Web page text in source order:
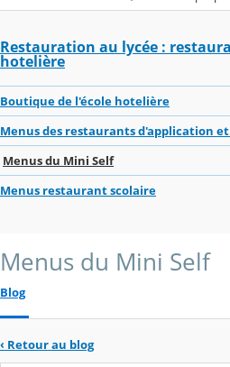
Restauration au lycée :
hotelière
Boutique de l'école hotelière
Menus des restaurants d'application
Menus du Mini Self
Menus restaurant scolaire
Menus du Mini Self
Blog
‹ Retour au blog